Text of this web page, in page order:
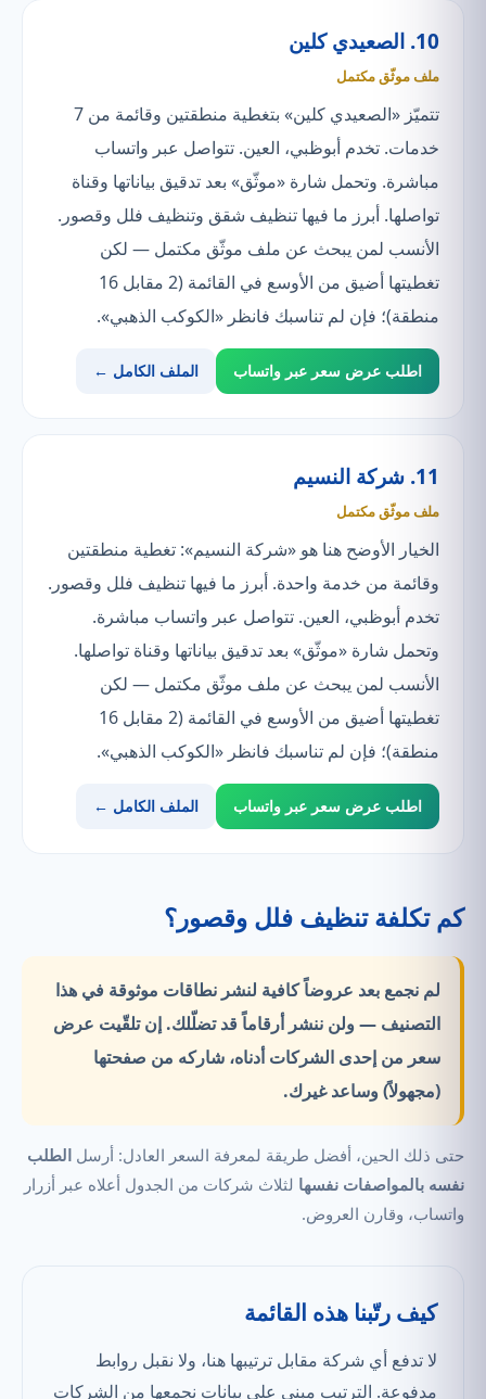
10. الصعيدي كلين
ملف موثّق مكتمل
تتميّز «الصعيدي كلين» بتغطية منطقتين وقائمة من 7
خدمات. تخدم أبوظبي، العين. تتواصل عبر واتساب
مباشرة. وتحمل شارة «موثّق» بعد تدقيق بياناتها وقناة
تواصلها. أبرز ما فيها تنظيف شقق وتنظيف فلل وقصور.
الأنسب لمن يبحث عن ملف موثّق مكتمل — لكن
تغطيتها أضيق من الأوسع في القائمة (2 مقابل 16
منطقة)؛ فإن لم تناسبك فانظر «الكوكب الذهبي».
اطلب عرض سعر عبر واتساب الملف الكامل ←
11. شركة النسيم
ملف موثّق مكتمل
الخيار الأوضح هنا هو «شركة النسيم»: تغطية منطقتين
وقائمة من خدمة واحدة. أبرز ما فيها تنظيف فلل وقصور.
تخدم أبوظبي، العين. تتواصل عبر واتساب مباشرة.
وتحمل شارة «موثّق» بعد تدقيق بياناتها وقناة تواصلها.
الأنسب لمن يبحث عن ملف موثّق مكتمل — لكن
تغطيتها أضيق من الأوسع في القائمة (2 مقابل 16
منطقة)؛ فإن لم تناسبك فانظر «الكوكب الذهبي».
اطلب عرض سعر عبر واتساب الملف الكامل ←
كم تكلفة تنظيف فلل وقصور؟
لم نجمع بعد عروضاً كافية لنشر نطاقات موثوقة في هذا
التصنيف —ولن ننشر أرقاماً قد تضلّلك. إن تلقّيت عرض
سعر من إحدى الشركات أدناه، شاركه من صفحتها
(مجهولاً) وساعد غيرك.
حتى ذلك الحين، أفضل طريقة لمعرفة السعر العادل: أرسل الطلب
نفسه بالمواصفات نفسها لثلاث شركات من الجدول أعلاه عبر أزرار
واتساب، وقارن العروض.
كيف رتّبنا هذه القائمة
لا تدفع أي شركة مقابل ترتيبها هنا، ولا نقبل روابط
مدفوعة. الترتيب مبني على بيانات نجمعها من الشركات